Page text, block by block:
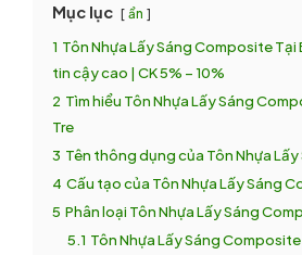
Mục lục ẩn
1 Tôn Nhựa Lấy Sáng Composite Tại
tin cậy cao | CK 5% – 10%
2 Tìm hiểu Tôn Nhựa Lấy Sáng
Tre
3 Tên thông dụng của Tôn Nhựa
4 Cấu tạo của Tôn Nhựa Lấy Sáng
5 Phân loại Tôn Nhựa Lấy Sáng
5.1 Tôn Nhựa Lấy Sáng